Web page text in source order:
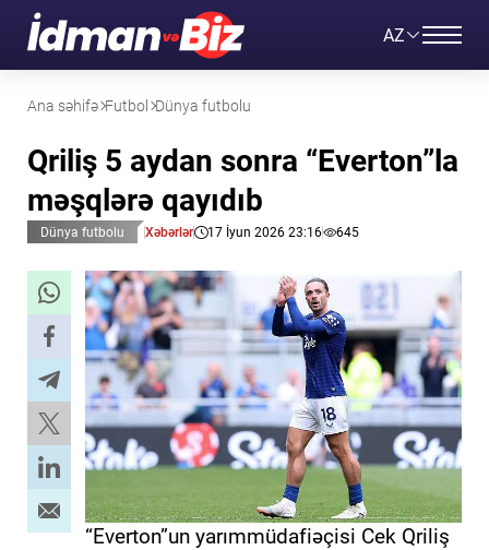
AZ
Ana səhifə Futbol Dünya futbolu
Qriliş 5 aydan sonra “Everton”la
məşqlərə qayıdıb
Dünya futbolu Xəbərlər 17 İyun 2026 23:16 645
“Everton”un yarımmüdafiəçisi Cek Qriliş